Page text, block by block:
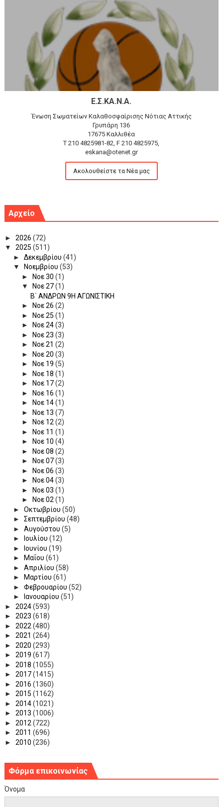
Ε.Σ.ΚΑ.Ν.Α.
Ένωση Σωματείων Καλαθοσφαίρισης Νότιας Αττικής
Γρυπάρη 136
17675 Καλλιθέα
T 210 4825981-82, F 210 4825975,
eskana@otenet.gr
Ακολουθείστε τα Νέα μας
Αρχείο
► 2026 (72)
▼ 2025 (511)
► Δεκεμβρίου (41)
▼
Νοεμβρίου (53)
►
Νοε 30 (1)
▼
Νοε 27(1)
Β΄ ΑΝΔΡΩΝ 9Η ΑΓΩΝΙΣΤΙΚΗ
►
Νοε 26 (2)
►
Νοε 25 (1)
►
Νοε 24(3)
►
Νοε 23 (3)
►
Νοε 21 (2)
►
Νοε 20 (3)
►
Νοε 19 (5)
►
Νοε 18 (1)
►
Νοε 17(2)
►
Νοε 16 (1)
►
Νοε 14(1)
►
Νοε 13 (7)
►
Νοε 12(2)
►
Νοε 11 (1)
►
Νοε 10 (4)
►
Νοε 08 (2)
►
Νοε 07(3)
►
Νοε 06 (3)
►
Νοε 04(3)
►
Νοε 03 (1)
►
Νοε 02(1)
► Οκτωβρίου (50)
► Σεπτεμβρίου (48)
► Αυγούστου (5)
►
Ιουλίου (12)
►
Ιουνίου (19)
►
Μαΐου (61)
► Απριλίου (58)
►
Μαρτίου (61)
► Φεβρουαρίου (52)
►
Ιανουαρίου (51)
► 2024(593)
► 2023 (618)
► 2022 (480)
► 2021 (264)
► 2020 (293)
► 2019 (617)
► 2018 (1055)
► 2017(1415)
► 2016 (1360)
► 2015 (1162)
► 2014(1021)
► 2013 (1006)
► 2012 (722)
► 2011 (696)
► 2010 (236)
Φόρμα επικοινωνίας
Όνομα